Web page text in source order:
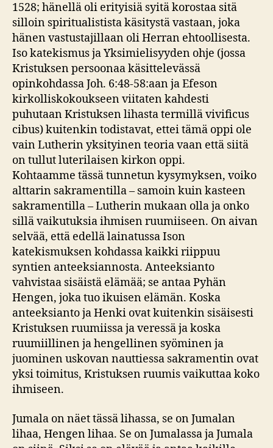
1528; hänellä oli erityisiä syitä korostaa sitä
silloin spiritualistista käsitystä vastaan, joka
hänen vastustajillaan oli Herran ehtoollisesta.
Iso katekismus ja Yksimielisyyden ohje (jossa
Kristuksen persoonaa käsittelevässä
opinkohdassa Joh. 6:48-58:aan ja Efeson
kirkolliskokoukseen viitaten kahdesti
puhutaan Kristuksen lihasta termillä vivificus
cibus) kuitenkin todistavat, ettei tämä oppi ole
vain Lutherin yksityinen teoria vaan että siitä
on tullut luterilaisen kirkon oppi.
Kohtaamme tässä tunnetun kysymyksen, voiko
alttarin sakramentilla – samoin kuin kasteen
sakramentilla – Lutherin mukaan olla ja onko
sillä vaikutuksia ihmisen ruumiiseen. On aivan
selvää, että edellä lainatussa Ison
katekismuksen kohdassa kaikki riippuu
syntien anteeksiannosta. Anteeksianto
vahvistaa sisäistä elämää; se antaa Pyhän
Hengen, joka tuo ikuisen elämän. Koska
anteeksianto ja Henki ovat kuitenkin sisäisesti
Kristuksen ruumiissa ja veressä ja koska
ruumiillinen ja hengellinen syöminen ja
juominen uskovan nauttiessa sakramentin ovat
yksi toimitus, Kristuksen ruumis vaikuttaa koko
ihmiseen.
Jumala on näet tässä lihassa, se on Jumalan
lihaa, Hengen lihaa. Se on Jumalassa ja Jumala